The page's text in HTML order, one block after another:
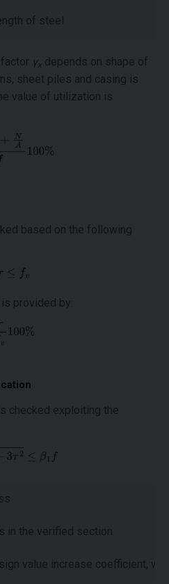
of steel
γ x depends on shape of
sheet piles and casing is
value of utilization is
based on the following
provided by:
checked exploiting the
in the verified section
value increase coefficient,